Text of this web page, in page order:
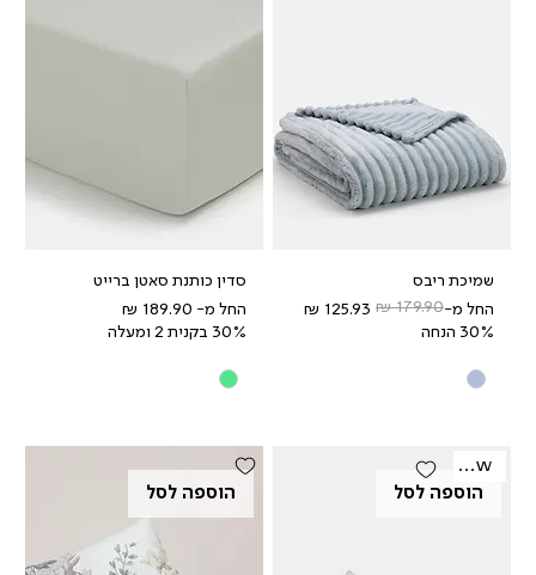
שמיכת ריבס
החל מ-
מחיר רגיל
מחיר מבצע
30% הנחה
סדין כותנת סאטן ברייט
החל מ-
מחיר מבצע
30% בקנית 2 ומעלה
הוספה לסל
New
הוספה לסל